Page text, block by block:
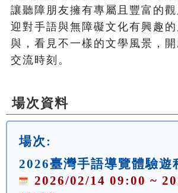
讓聽障朋友擁有專屬且豐富的
迎對手語與無障礙文化有興趣
與，看見不一樣的文學風景，
交流時刻。
場次資料
場次:
2026臺灣手語導覽體驗遊
2026/02/14 09:00 ~